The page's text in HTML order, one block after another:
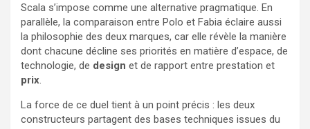
Scala s’impose comme une alternative pragmatique. En
parallèle, la comparaison entre Polo et Fabia éclaire aussi
la philosophie des deux marques, car elle révèle la manière
dont chacune décline ses priorités en matière d’espace, de
technologie, de design et de rapport entre prestation et
prix.
La force de ce duel tient à un point précis : les deux
constructeurs partagent des bases techniques issues du